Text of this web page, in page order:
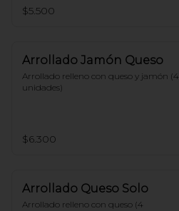
$5.500
Arrollado Jamón Queso
Arrollado relleno con queso y jamón (4
unidades)
$6.300
Arrollado Queso Solo
Arrollado relleno con queso (4